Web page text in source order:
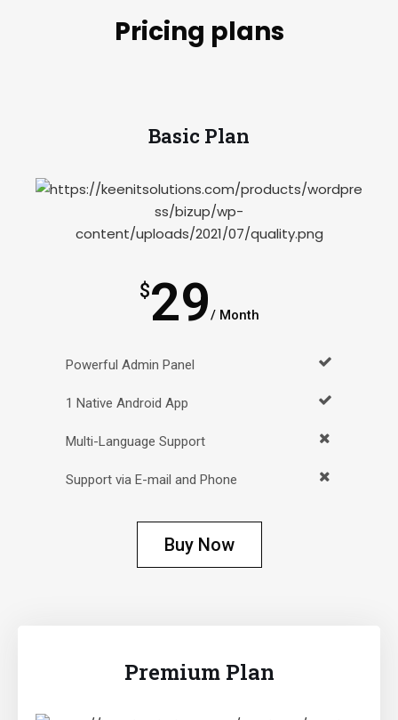
Pricing plans
Basic Plan
$29/ Month
Powerful Admin Panel
1 Native Android App
Multi-Language Support
Support via E-mail and Phone
Buy Now
Premium Plan